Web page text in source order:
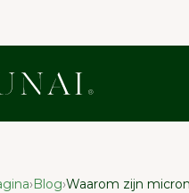
›Blog›Waarom zijn